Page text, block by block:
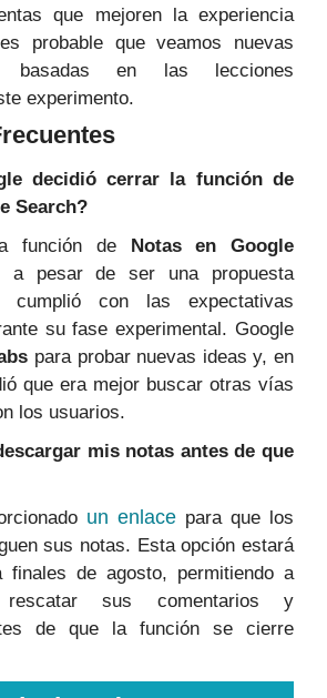
que mejoren la experiencia
probable que veamos nuevas
basadas en las lecciones
experimento.
decidió cerrar la función de
Search?
función de
Notas en Google
a pesar de ser una propuesta
cumplió con las expectativas
su fase experimental. Google
para probar nuevas ideas y, en
que era mejor buscar otras vías
los usuarios.
mis notas antes de que
un enlace para que los
sus notas. Esta opción estará
finales de agosto, permitiendo a
sus comentarios y
de que la función se cierre